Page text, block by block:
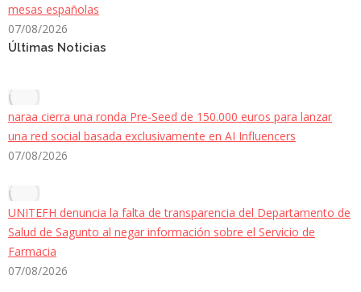
mesas españolas
07/08/2026
Últimas Noticias
naraa cierra una ronda Pre-Seed de 150.000 euros para lanzar
una red social basada exclusivamente en AI Influencers
07/08/2026
UNITEFH denuncia la falta de transparencia del Departamento de
Salud de Sagunto al negar información sobre el Servicio de
Farmacia
07/08/2026